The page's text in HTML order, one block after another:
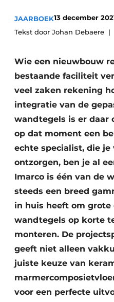
storymetadata
Vacature aanmelden
Video’s
JAARBOEK13 december
Tekst door Johan Debaere
Wie een nieuwbouw
bestaande faciliteit
veel zaken rekening
integratie van de
wandtegels is er daar
op dat moment een
echte specialist, die je
ontzorgen, ben je al
Imarco is één van de
steeds een breed
in huis heeft om
wandtegels op korte
monteren. De
geeft niet alleen
juiste keuze van
voor een perfecte